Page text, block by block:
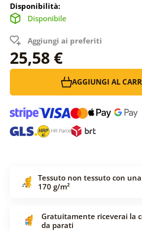
Disponibilità:
Disponibile
Aggiungi ai preferiti
25,58 €
AGGIUNGI AL
Tessuto non tessuto con
170 g/m²
Gratuitamente riceverai la
da parati